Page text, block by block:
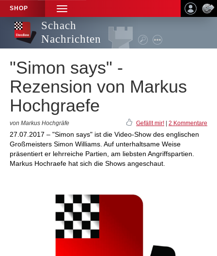
SHOP
TOGGLE
NAVIGATION
Schach
Nachrichten
"Simon says" -
Rezension von Markus
Hochgraefe
von Markus Hochgräfe Gefällt mir! 2 Kommentare
27.07.2017 – "Simon says" ist die Video-Show des englischen
Großmeisters Simon Williams. Auf unterhaltsame Weise
präsentiert er lehrreiche Partien, am liebsten Angriffspartien.
Markus Hochraefe hat sich die Shows angeschaut.